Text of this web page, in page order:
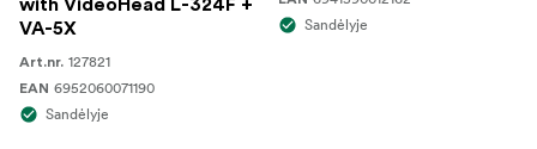
with VideoHead L-324F +
VA-5X
Art.nr. 127821
EAN 6952060071190
Sandėlyje
Sandėlyje